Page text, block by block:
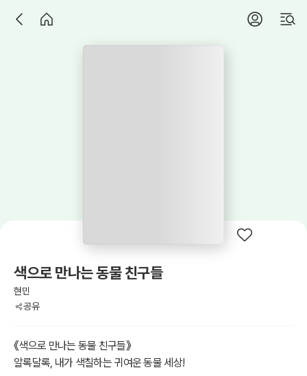
색으로 만나는 동물 친구들
현민
공유
《색으로 만나는 동물 친구들》
알록달록, 내가 색칠하는 귀여운 동물 세상!